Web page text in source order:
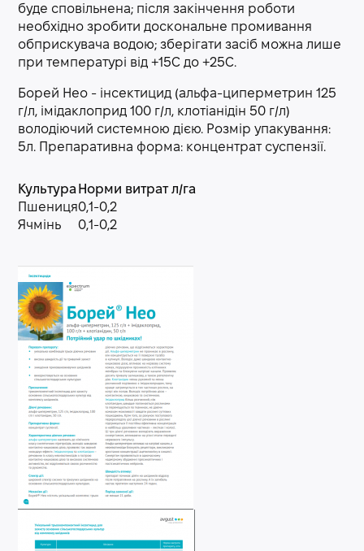
буде сповільнена; після закінчення роботи
необхідно зробити доскональне промивання
обприскувача водою; зберігати засіб можна лише
при температурі від +15С до +25С.
Борей Нео - інсектицид (альфа-циперметрин 125
г/л, імідаклоприд 100 г/л, клотіанідін 50 г/л)
володіючий системною дією. Розмір упакування:
5л. Препаративна форма: концентрат суспензії.
Культура Норми витрат л/га
Пшениця0,1-0,2
Ячмінь
0,1-0,2